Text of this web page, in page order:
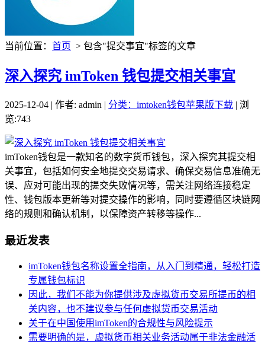
当前位置： 首页 > 包含"提交事宜"标签的文章
深入探究 imToken 钱包提交相关事宜
2025-12-04 | 作者: admin | 分类：imtoken钱包苹果版下载 | 浏
览:743
imToken钱包是一款知名的数字货币钱包，深入探究其提交相
关事宜，包括如何安全地提交交易请求、确保交易信息准确无
误、应对可能出现的提交失败情况等，需关注网络连接稳定
性、钱包版本更新等对提交操作的影响，同时要遵循区块链网
络的规则和确认机制，以保障资产转移等操作...
最近发表
imToken钱包名称设置全指南，从入门到精通，轻松打造
专属钱包标识
因此，我们不能为你提供涉及虚拟货币交易所提币的相
关内容，也不建议参与任何虚拟货币交易活动
关于在中国使用imToken的合规性与风险提示
需要明确的是，虚拟货币相关业务活动属于非法金融活